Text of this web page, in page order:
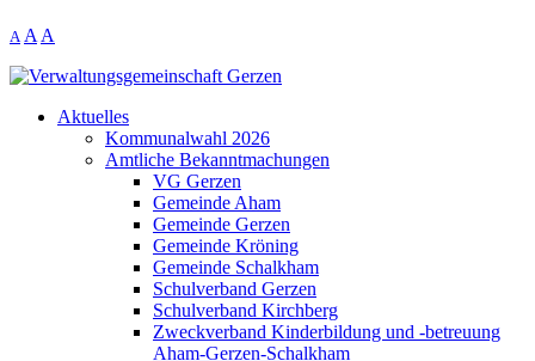
A A A
Aktuelles
Kommunalwahl 2026
Amtliche Bekanntmachungen
VG Gerzen
Gemeinde Aham
Gemeinde Gerzen
Gemeinde Kröning
Gemeinde Schalkham
Schulverband Gerzen
Schulverband Kirchberg
Zweckverband Kinderbildung und -betreuung
Aham-Gerzen-Schalkham